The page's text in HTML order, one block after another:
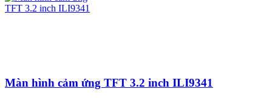
Màn hình cảm ứng TFT 3.2 inch ILI9341